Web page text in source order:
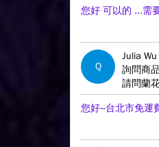
您好 可以的 ...需
Q
Julia Wu
詢問商
請問蘭
您好~台北市免運